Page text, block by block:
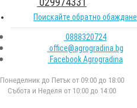
Поискайте обратно обаждане
0888320724
office@agrogradina.bg
Facebook Agrogradina
Понеделник до Петък от 09:00 до 18:00
Събота и Неделя от 10:00 до 14:00